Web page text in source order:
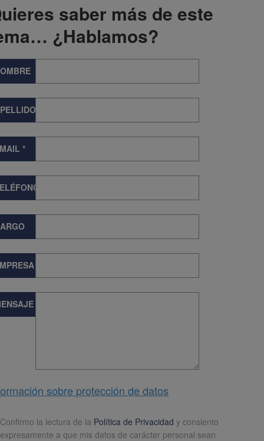
saber más de este
¿Hablamos?
*
sobre protección de datos
Confirmo la lectura de la Política de Privacidad y consiento
expresamente a que mis datos de carácter personal sean